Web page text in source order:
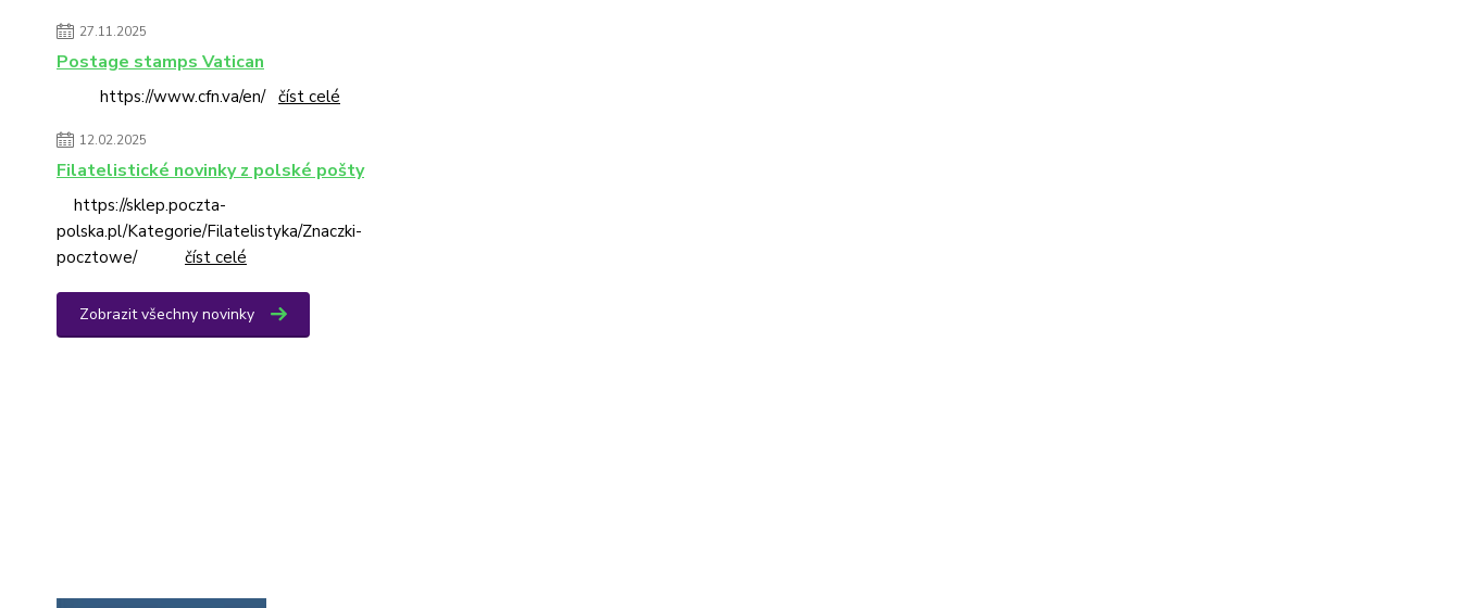
27.11.2025
Postage stamps Vatican
https://www.cfn.va/en/ číst celé
12.02.2025
Filatelistické novinky z polské pošty
https://sklep.poczta-
polska.pl/Kategorie/Filatelistyka/Znaczki-
pocztowe/ číst celé
Zobrazit všechny novinky